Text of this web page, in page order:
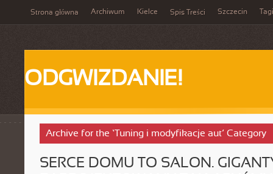
Strona główna Archiwum Kielce Spis Treści Szczecin Tagi
ODGWIZDANIE!
Archive for the ‘Tuning i modyfikacje aut’ Category
SERCE DOMU TO SALON.